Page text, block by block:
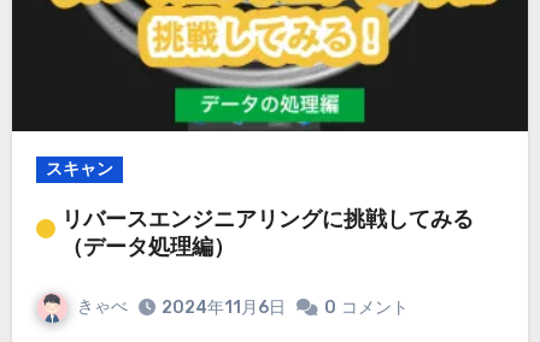
スキャン
リバースエンジニアリングに挑戦してみる
（データ処理編）
きゃべ 2024年11月6日 0 コメント